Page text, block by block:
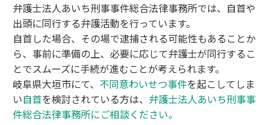
弁護士法人あいち刑事事件総合法律事務所では、自首や
出頭に同行する弁護活動を行っています。
自首した場合、その場で逮捕される可能性もあることか
ら、事前に準備の上、必要に応じて弁護士が同行するこ
とでスムーズに手続が進むことが考えられます。
岐阜県大垣市にて、不同意わいせつ事件を起こしてしま
い自首を検討されている方は、 弁護士法人あいち刑事事
件総合法律事務所にご相談ください。